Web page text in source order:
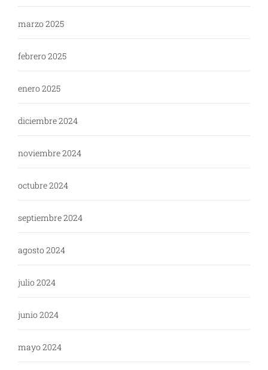
marzo 2025
febrero 2025
enero 2025
diciembre 2024
noviembre 2024
octubre 2024
septiembre 2024
agosto 2024
julio 2024
junio 2024
mayo 2024